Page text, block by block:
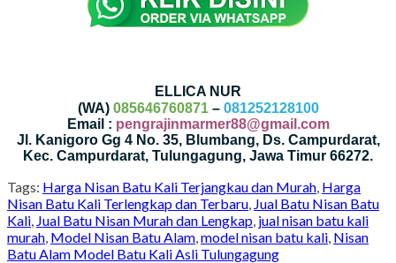
ELLICA NUR
(WA) 085646760871– 081252128100
Email : pengrajinmarmer88@gmail.com
Jl. Kanigoro Gg 4 No. 35, Blumbang, Ds. Campurdarat,
Kec. Campurdarat, Tulungagung, Jawa Timur 66272.
Tags: Harga Nisan Batu Kali Terjangkau dan Murah, Harga
Nisan Batu Kali Terlengkap dan Terbaru, Jual Batu Nisan Batu
Kali, Jual Batu Nisan Murah dan Lengkap, jual nisan batu kali
murah, Model Nisan Batu Alam,model nisan batu kali, Nisan
Batu Alam Model Batu Kali Asli Tulungagung